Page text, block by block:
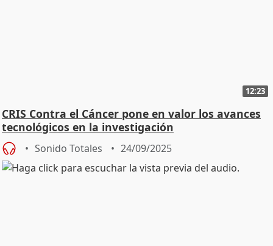
12:23
CRIS Contra el Cáncer pone en valor los avances
tecnológicos en la investigación
Sonido Totales 24/09/2025